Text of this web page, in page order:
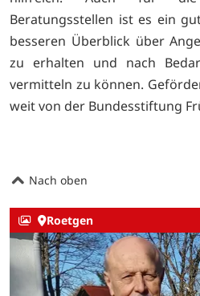
Beratungsstellen ist es ein
besseren Überblick über
zu erhalten und nach
vermitteln zu können.
weit von der Bundesstiftung
Nach oben
Roetgen